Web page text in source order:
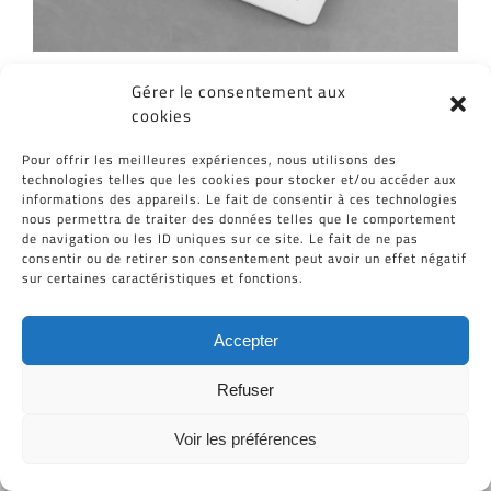
Gérer le consentement aux
cookies
Pour offrir les meilleures expériences, nous utilisons des
technologies telles que les cookies pour stocker et/ou accéder aux
informations des appareils. Le fait de consentir à ces technologies
nous permettra de traiter des données telles que le comportement
de navigation ou les ID uniques sur ce site. Le fait de ne pas
consentir ou de retirer son consentement peut avoir un effet négatif
sur certaines caractéristiques et fonctions.
Accepter
Refuser
Voir les préférences
Proin Sodales Quam
Création de site : Grafibox.fr